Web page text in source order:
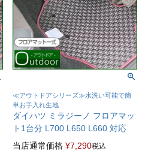
≪アウトドアシリーズ≫水洗い可能で簡
単お手入れ生地
ダイハツ ミラジーノ フロアマッ
ト1台分 L700 L650 L660 対応
当店通常価格 ¥7,290税込